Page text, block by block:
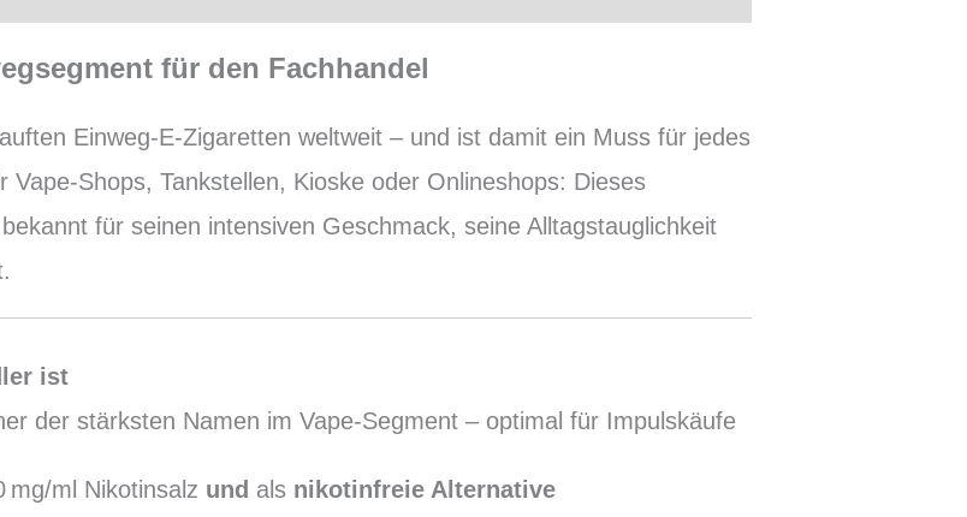
für den Fachhandel
Einweg-E-Zigaretten weltweit – und ist damit ein Muss für jedes
Shops, Tankstellen, Kioske oder Onlineshops: Dieses
für seinen intensiven Geschmack, seine Alltagstauglichkeit
ist
der stärksten Namen im Vape-Segment – optimal für Impulskäufe
mg/ml Nikotinsalz und als nikotinfreie Alternative